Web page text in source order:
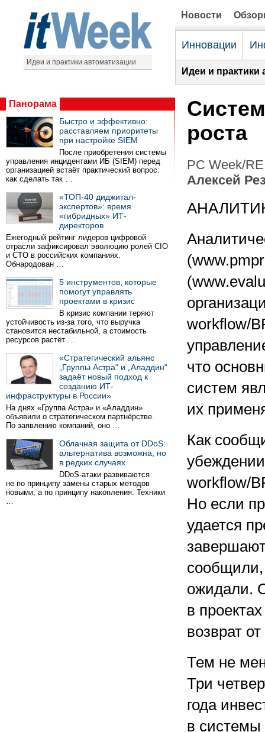
Идеи и практики автоматизации
Новости
Инновации
Идеи и практики
Панорама
Быстро и эффективно:
расставляем приоритеты
при настройке SIEM
После приобретения системы
управления инцидентами ИБ (SIEM) перед
организацией встаёт практический вопрос:
как сделать так …
«ТОП-40 диджитал-
экспертов»: время
«гибридных» ИТ-
директоров
Ежегодный рейтинг лидеров цифровой
отрасли зафиксировал эволюцию ролей CIO
и CTO в российских компаниях.
Обнародован …
5 инструментов, которые
помогут управлять
проектами в кризис
В кризис компании теряют
устойчивость из-за того, что выручка
становится нестабильной, а стоимость
ресурсов растёт …
«Стратегический альянс
„Группы Астра“ и „Аладдин“
задаёт новый подход к
созданию ИТ-
инфраструктуры в России»
На днях «Группа Астра» и «Аладдин»
объявили о стратегическом партнёрстве.
По заявлению компаний, оно …
Облачная защита от DDoS:
альтернатива возможна, но
в редких случаях
DDoS-атаки развиваются
не по принципу замены старых методов
новыми, а по принципу накопления. Техники
…
роста
PC Week/
Алексей
workflow/
что
систем
их
Как
workflow/
Но если
удается
сообщили,
ожидали.
в
возврат
Тем не
Три
года
в системы